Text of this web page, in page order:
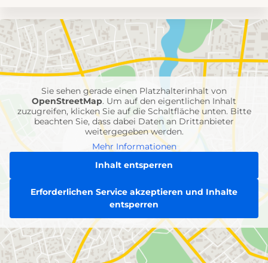
Umgebungskarte
mit
Feuerwehr-
Einheiten
Sie sehen gerade einen Platzhalterinhalt von
OpenStreetMap. Um auf den eigentlichen Inhalt
zuzugreifen, klicken Sie auf die Schaltfläche unten. Bitte
beachten Sie, dass dabei Daten an Drittanbieter
weitergegeben werden.
Mehr Informationen
Inhalt entsperren
Erforderlichen Service akzeptieren und Inhalte
entsperren